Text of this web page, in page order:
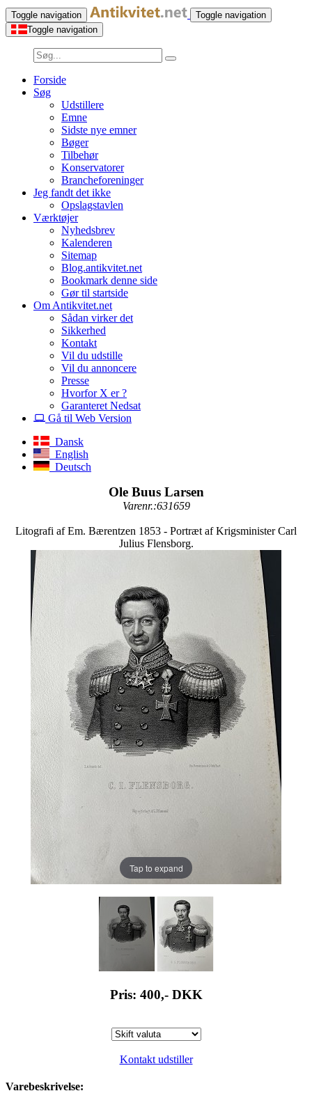
Toggle navigation
Toggle navigation
Toggle navigation
Forside
Søg
Udstillere
Emne
Sidste nye emner
Bøger
Tilbehør
Konservatorer
Brancheforeninger
Jeg fandt det ikke
Opslagstavlen
Værktøjer
Nyhedsbrev
Kalenderen
Sitemap
Blog.antikvitet.net
Bookmark denne side
Gør til startside
Om Antikvitet.net
Sådan virker det
Sikkerhed
Kontakt
Vil du udstille
Vil du annoncere
Presse
Hvorfor X er ?
Garanteret Nedsat
Gå til Web Version
Dansk
English
Deutsch
Ole Buus Larsen
Varenr.:631659
Litografi af Em. Bærentzen 1853 - Portræt af Krigsminister Carl
Julius Flensborg.
Tap to expand
Pris: 400,- DKK
Kontakt udstiller
Varebeskrivelse: